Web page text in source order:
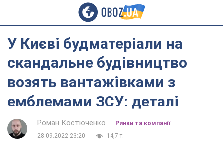
У Києві будматеріали на
скандальне будівництво
возять вантажівками з
емблемами ЗСУ: деталі
Роман Костюченко
Ринки та компанії
28.09.2022 23:20
14,7 т.